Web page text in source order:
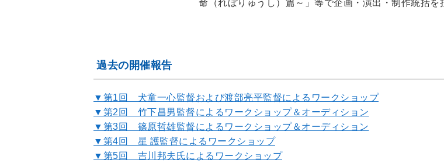
命（れぼりゅうし）篇～」等で企画・演出・制作統括を
過去の開催報告
▼第1回 犬童一心監督および渡部亮平監督によるワークショップ
▼第2回 竹下昌男監督によるワークショップ＆オーディション
▼第3回 篠原哲雄監督によるワークショップ＆オーディション
▼第4回 星 護監督によるワークショップ
▼第5回 吉川邦夫氏によるワークショップ